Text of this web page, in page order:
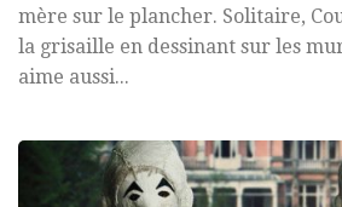
mère sur le plancher. Solitaire,
la grisaille en dessinant sur les
aime aussi...